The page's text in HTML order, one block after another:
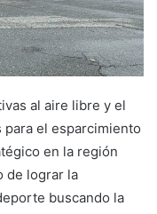
al aire libre y el
el esparcimiento
en la región
de lograr la
buscando la